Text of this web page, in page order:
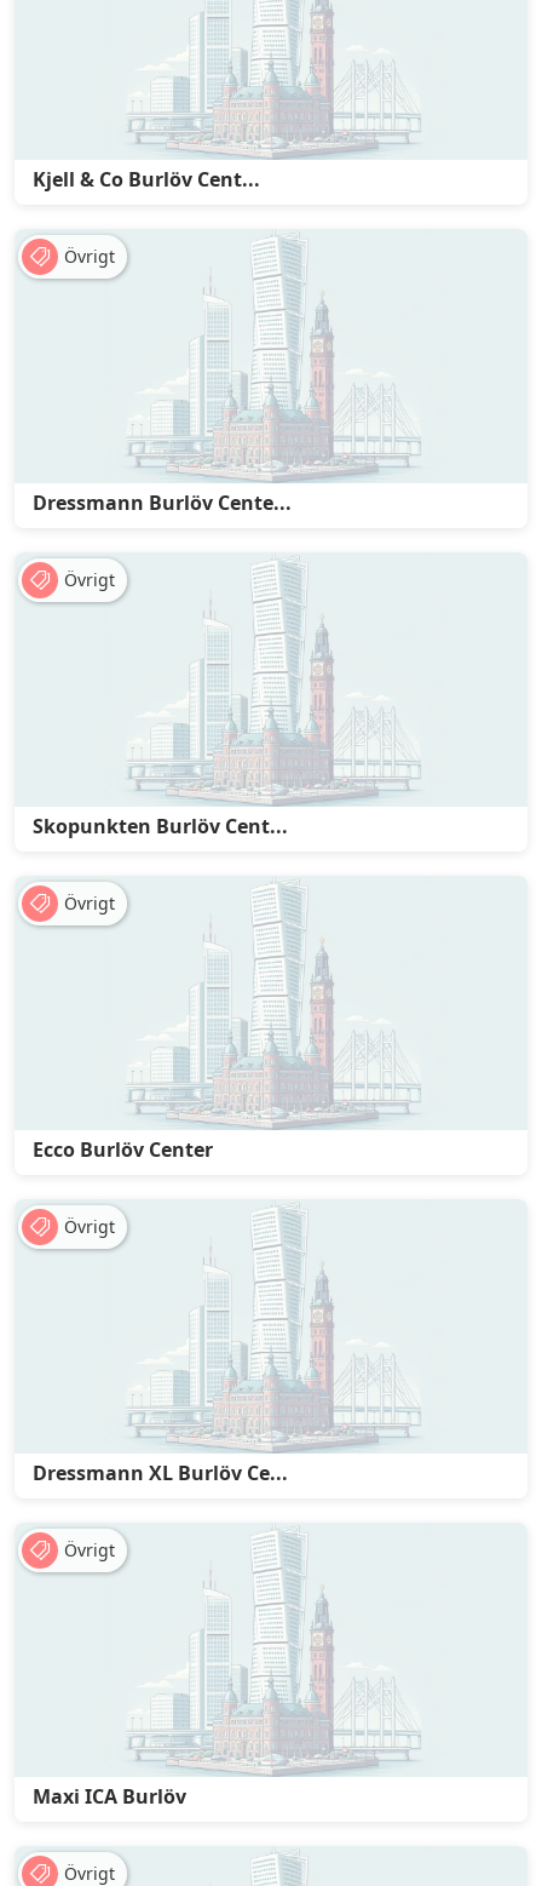
Kjell & Co Burlöv Cent...
Övrigt
Dressmann Burlöv Cente...
Övrigt
Skopunkten Burlöv Cent...
Övrigt
Ecco Burlöv Center
Övrigt
Dressmann XL Burlöv Ce...
Övrigt
Maxi ICA Burlöv
Övrigt